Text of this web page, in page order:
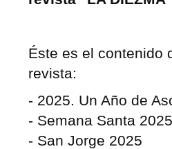
Éste es el contenido
revista:
- 2025. Un Año de
- Semana Santa 2025
- San Jorge 2025